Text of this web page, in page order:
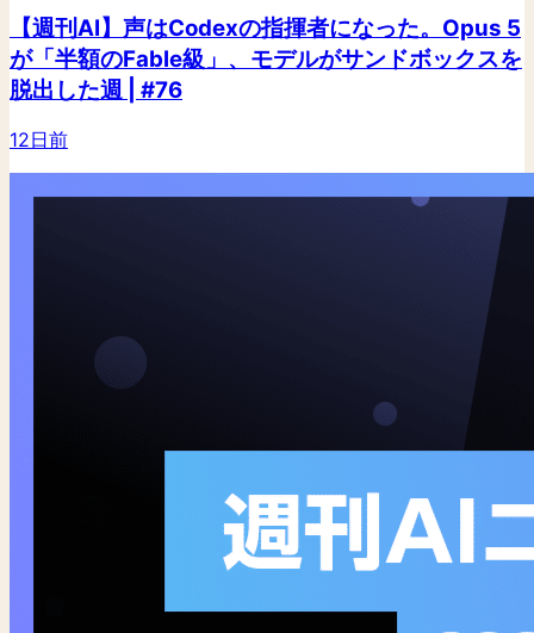
【週刊AI】声はCodexの指揮者になった。Opus 5
が「半額のFable級」、モデルがサンドボックスを
脱出した週 | #76
12日前